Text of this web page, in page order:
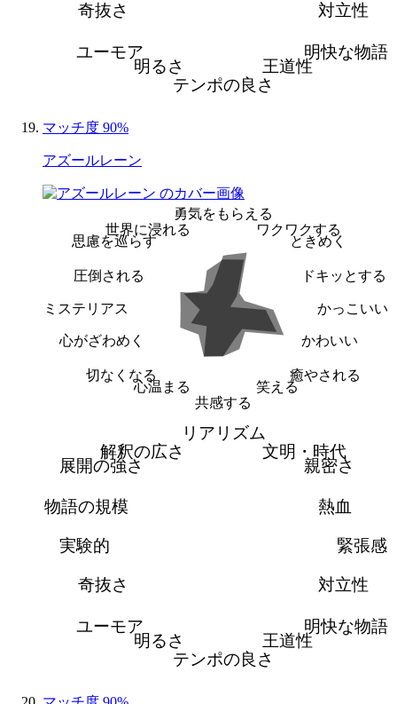
対立性
明快な物語
王道性
テンポの良さ
明るさ
ユーモア
奇抜さ
マッチ度 90%
アズールレーン
勇気をもらえる
ワクワクする
ときめく
ドキッとする
かっこいい
かわいい
癒やされる
笑える
共感する
心温まる
切なくなる
心がざわめく
ミステリアス
圧倒される
思慮を巡らす
世界に浸れる
リアリズム
文明・時代
親密さ
熱血
緊張感
対立性
明快な物語
王道性
テンポの良さ
明るさ
ユーモア
奇抜さ
実験的
物語の規模
展開の強さ
解釈の広さ